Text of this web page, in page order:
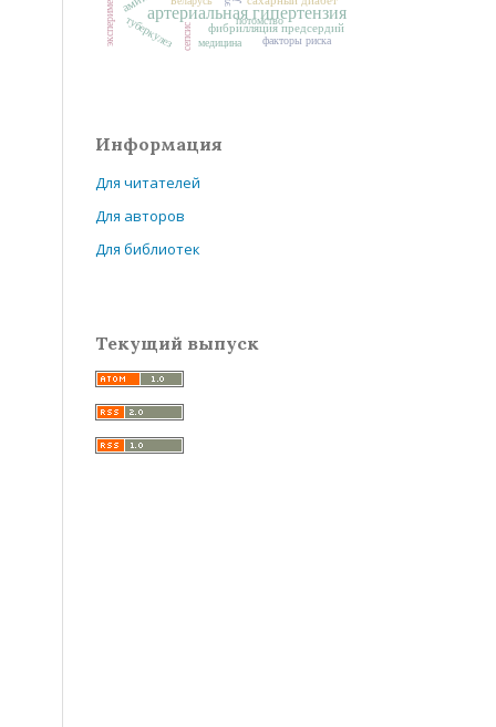
артериальная гипертензия
фибрилляция предсердий
туберкулез сепсис факторы риска
потомство
медицина
эксперимент
Информация
Для читателей
Для авторов
Для библиотек
Текущий выпуск